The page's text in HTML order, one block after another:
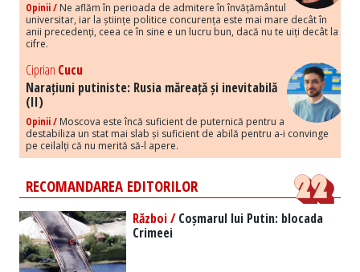
Opinii / Ne aflăm în perioada de admitere în învățământul
universitar, iar la științe politice concurența este mai mare decât în
anii precedenți, ceea ce în sine e un lucru bun, dacă nu te uiți decât la
cifre.
Ciprian Cucu
Narațiuni putiniste: Rusia măreață și inevitabilă
(II)
Opinii / Moscova este încă suficient de puternică pentru a
destabiliza un stat mai slab și suficient de abilă pentru a-i convinge
pe ceilalți că nu merită să-l apere.
RECOMANDAREA EDITORILOR
Război /Coșmarul lui Putin: blocada
Crimeei